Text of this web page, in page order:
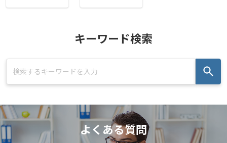
キーワード検索
よくある質問